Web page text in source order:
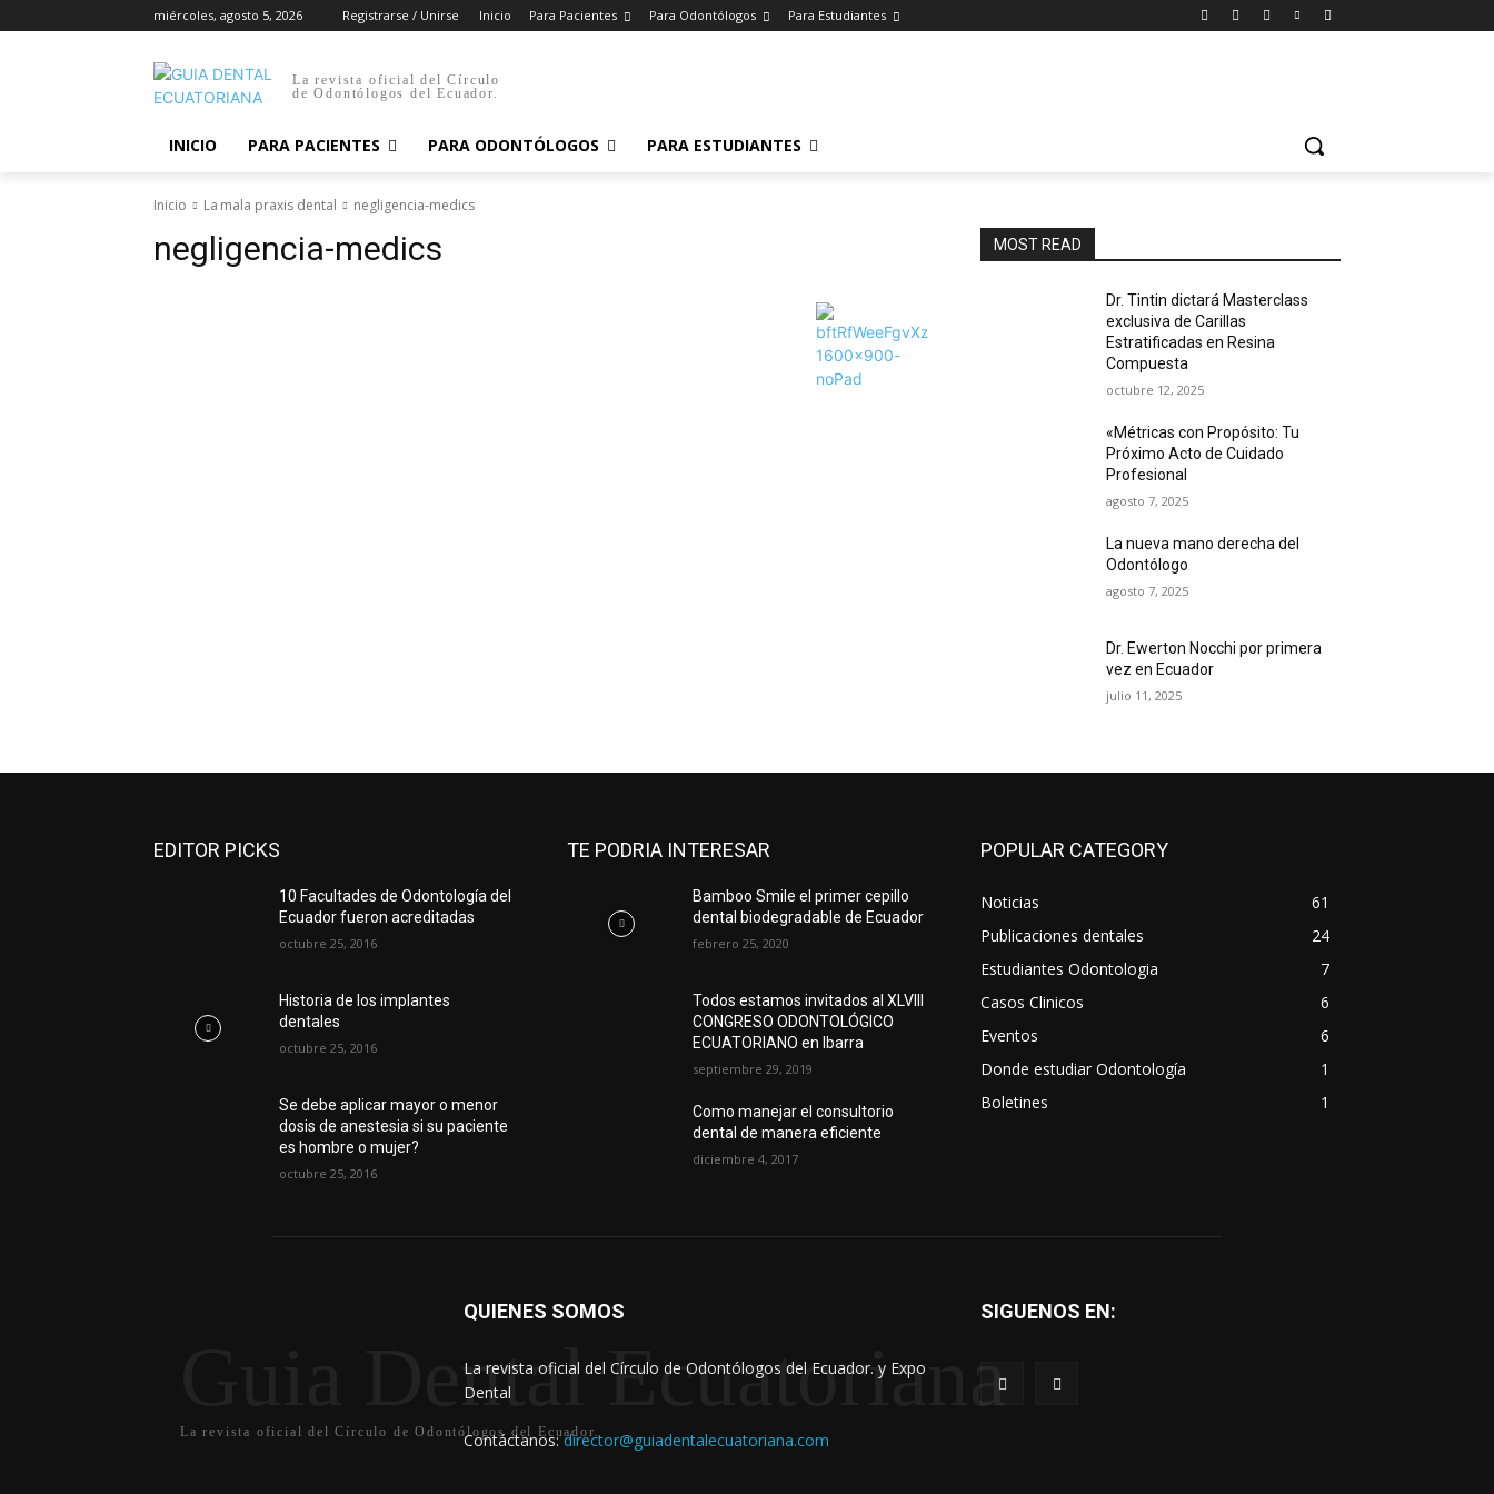
miércoles, agosto 5, 2026 Registrarse / Unirse Inicio Para Pacientes Para Odontólogos Para Estudiantes
La revista oficial del Círculo
de Odontólogos del Ecuador.
INICIO PARA PACIENTES PARA ODONTÓLOGOS PARA ESTUDIANTES
Inicio La mala praxis dental negligencia-medics
negligencia-medics MOST READ
Dr. Tintin dictará Masterclass
exclusiva de Carillas
Estratificadas en Resina
Compuesta
octubre 12, 2025
«Métricas con Propósito: Tu
Próximo Acto de Cuidado
Profesional
agosto 7, 2025
La nueva mano derecha del
Odontólogo
agosto 7, 2025
Dr. Ewerton Nocchi por primera
vez en Ecuador
julio 11, 2025
EDITOR PICKS
10 Facultades de Odontología del
Ecuador fueron acreditadas
octubre 25, 2016
Historia de los implantes
dentales
octubre 25, 2016
Se debe aplicar mayor o menor
dosis de anestesia si su paciente
es hombre o mujer?
octubre 25, 2016
TE PODRIA INTERESAR
Bamboo Smile el primer cepillo
dental biodegradable de Ecuador
febrero 25, 2020
Todos estamos invitados al XLVIII
CONGRESO ODONTOLÓGICO
ECUATORIANO en Ibarra
septiembre 29, 2019
Como manejar el consultorio
dental de manera eficiente
diciembre 4, 2017
POPULAR CATEGORY
Noticias
61
Publicaciones dentales
24
Estudiantes Odontologia
7
Casos Clinicos
6
Eventos
6
Donde estudiar Odontología
1
Boletines
1
Guia Dental Ecuatoriana
La revista oficial del Círculo de Odontólogos del Ecuador.
QUIENES SOMOS
La revista oficial del Círculo de Odontólogos del Ecuador. y Expo
Dental
Contáctanos:director@guiadentalecuatoriana.com
SIGUENOS EN: